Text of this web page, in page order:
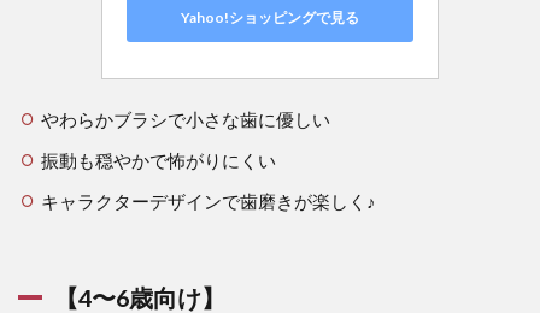
Yahoo!ショッピングで見る
やわらかブラシで小さな歯に優しい
振動も穏やかで怖がりにくい
キャラクターデザインで歯磨きが楽しく♪
【4〜6歳向け】